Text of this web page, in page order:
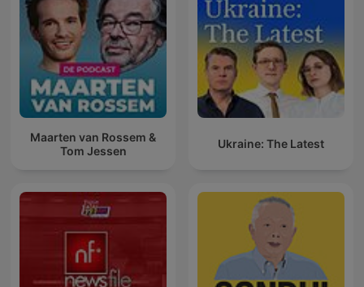
Maarten van Rossem &
Tom Jessen
Ukraine: The Latest